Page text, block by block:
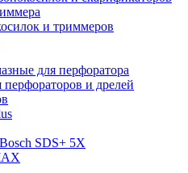
и триммеров
для перфоратора
и дрелей
SDS+ 5X